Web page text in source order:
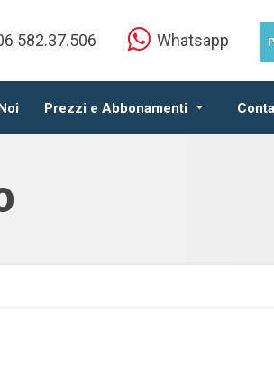
Prezzi e Abbonamenti
582.37.506 Whatsapp